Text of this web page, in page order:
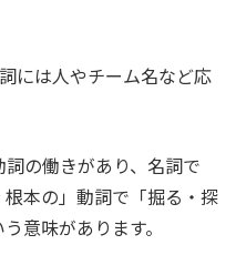
には人やチーム名など応
の働きがあり、名詞で
根本の」動詞で「掘る・探
意味があります。